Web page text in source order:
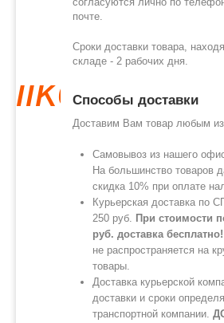
почте.
Сроки доставки товара,
складе - 2 рабочих дня.
likeСпособы доставки
Доставим Вам товар любым из
Самовывоз из нашего
На большинство товаров
скидка 10% при оплате
Курьерская доставка по
250 руб. При стоимости
руб. доставка бесплатно!
не распространяется на
товары.
Доставка курьерской
доставки и сроки
транспортной компании.